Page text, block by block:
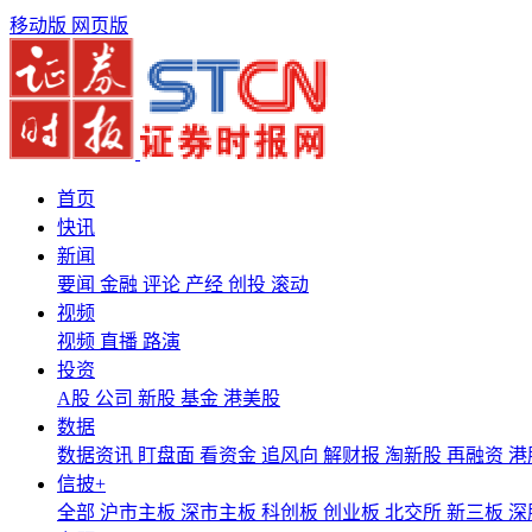
移动版 网页版
首页
快讯
新闻
要闻 金融 评论 产经 创投 滚动
视频
视频 直播 路演
投资
A股 公司 新股 基金 港美股
数据
数据资讯 盯盘面 看资金 追风向 解财报 淘新股 再融资 港
信披+
全部 沪市主板 深市主板 科创板 创业板 北交所 新三板 深